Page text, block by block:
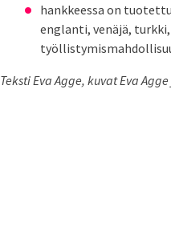
hankkeessa on
englanti, venäjä,
Teksti Eva Agge, kuvat Eva